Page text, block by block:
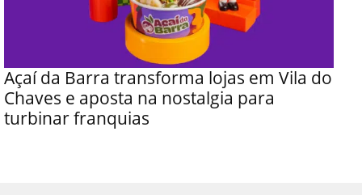
Açaí da Barra transforma lojas em Vila do
Chaves e aposta na nostalgia para
turbinar franquias